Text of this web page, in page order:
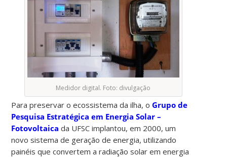
Medidor digital. Foto: divulgação
Para preservar o ecossistema da ilha, oGrupo de
Pesquisa Estratégica em Energia Solar –
Fotovoltaica da UFSC implantou, em 2000, um
novo sistema de geração de energia, utilizando
painéis que convertem a radiação solar em energia